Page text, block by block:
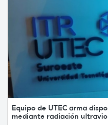
Equipo de UTEC arma
mediante radiación